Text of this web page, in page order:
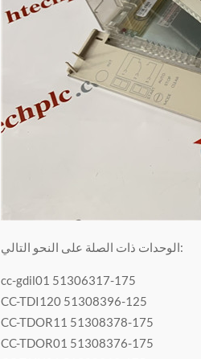
الوحدات ذات الصلة على النحو التالي:
cc-gdil01 51306317-175
CC-TDI120 51308396-125
CC-TDOR11 51308378-175
CC-TDOR01 51308376-175